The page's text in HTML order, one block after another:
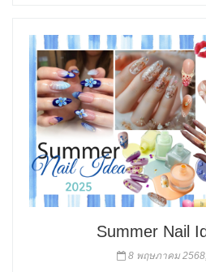
Summer Nail
8 พฤษภาคม